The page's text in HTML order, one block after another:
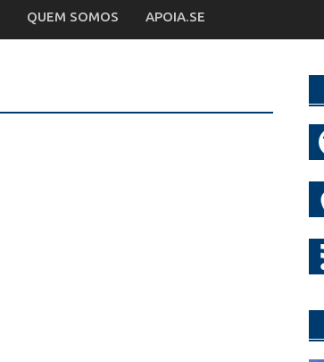
QUEM SOMOS APOIA.SE